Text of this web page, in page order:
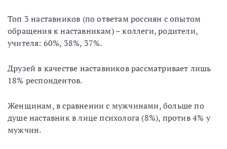
Топ 3 наставников (по ответам россиян с опытом
обращения к наставникам) – коллеги, родители,
учителя: 60%, 38%, 37%.
Друзей в качестве наставников рассматривает лишь
18% респондентов.
Женщинам, в сравнении с мужчинами, больше по
душе наставник в лице психолога (8%), против 4% у
мужчин.